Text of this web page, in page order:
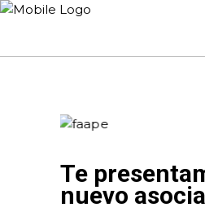
Te
nuevo